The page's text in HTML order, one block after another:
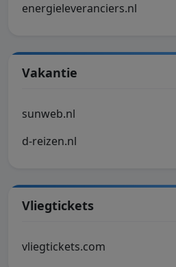
energieleveranciers.nl
Vakantie
sunweb.nl
d-reizen.nl
Vliegtickets
vliegtickets.com